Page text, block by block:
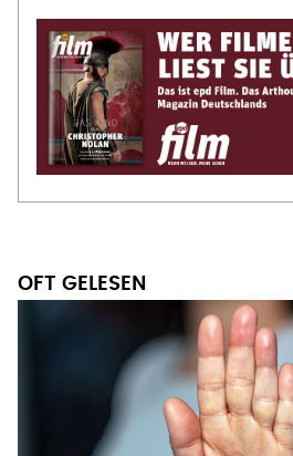
OFT GELESEN